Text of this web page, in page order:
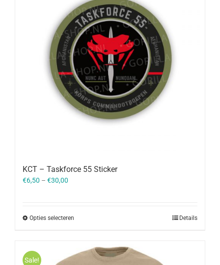
KCT – Taskforce 55 Sticker
€6,50 – €30,00
Opties selecteren Details
Sale!